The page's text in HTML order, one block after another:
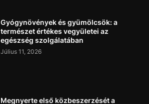
Gyógynövények és gyümölcsök: a
természet értékes vegyületei az
egészség szolgálatában
Július 11, 2026
Megnyerte első közbeszerzését a